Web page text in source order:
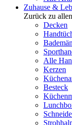
Zuhause &
Zurück zu
Decken
Alle
Kerzen
Besteck